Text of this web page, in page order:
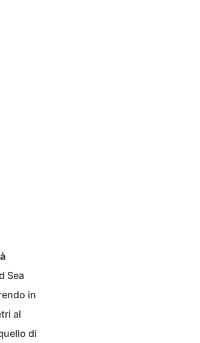
Sea
in
al
di